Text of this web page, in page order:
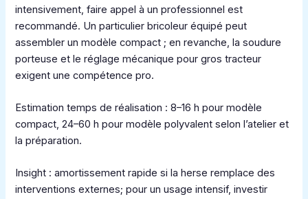
intensivement, faire appel à un professionnel est
recommandé. Un particulier bricoleur équipé peut
assembler un modèle compact ; en revanche, la soudure
porteuse et le réglage mécanique pour gros tracteur
exigent une compétence pro.
Estimation temps de réalisation : 8–16 h pour modèle
compact, 24–60 h pour modèle polyvalent selon l’atelier et
la préparation.
Insight : amortissement rapide si la herse remplace des
interventions externes; pour un usage intensif, investir